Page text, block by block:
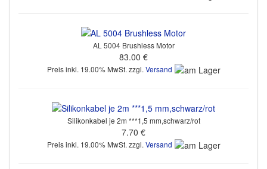
AL 5004 Brushless Motor
83.00 €
Preis inkl. 19.00% MwSt. zzgl. Versand
Silikonkabel je 2m ***1,5 mm,schwarz/rot
7.70 €
Preis inkl. 19.00% MwSt. zzgl. Versand